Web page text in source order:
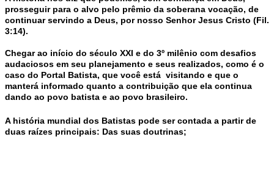
prosseguir para o alvo pelo prêmio da soberana vocação, de
continuar servindo a Deus, por nosso Senhor Jesus Cristo (Fil.
3:14).
Chegar ao início do século XXI e do 3º milênio com desafios
audaciosos em seu planejamento e seus realizados, como é o
caso do Portal Batista, que você está visitando e que o
manterá informado quanto a contribuição que ela continua
dando ao povo batista e ao povo brasileiro.
A história mundial dos Batistas pode ser contada a partir de
duas raízes principais: Das suas doutrinas;